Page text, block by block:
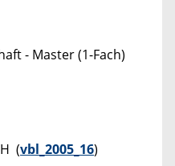
- Master (1-Fach)
(vbl_2005_16)